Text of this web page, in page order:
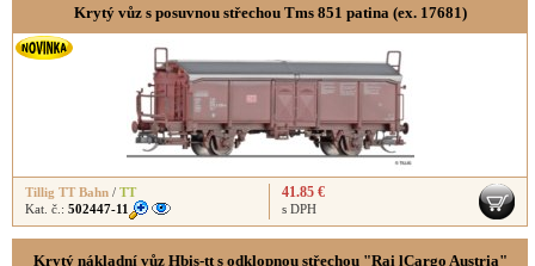
Krytý vůz s posuvnou střechou Tms 851 patina (ex. 17681)
Tillig TT Bahn / TT
Kat. č.: 502447-11
41.85 €
s DPH
Krytý nákladní vůz Hbis-tt s odklopnou střechou "Rai lCargo Austria"